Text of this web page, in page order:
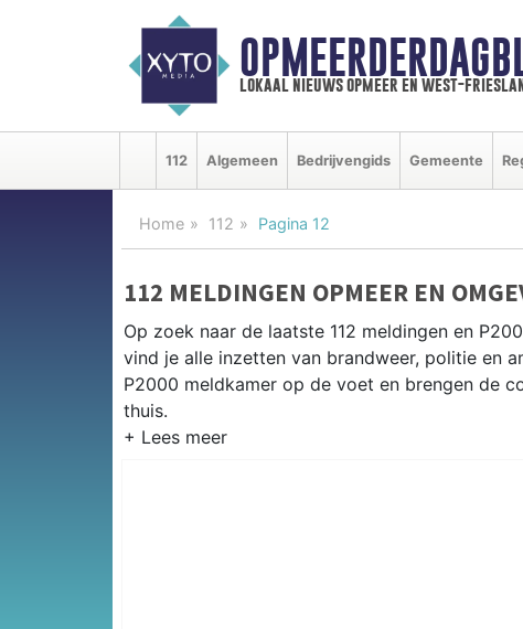
lokaal nieuws opmeer en west-
112 Algemeen Bedrijvengids Gemeente
Home 112 Pagina 12
112 MELDINGEN OPMEER EN
Op zoek naar de laatste 112 meldingen en
vind je alle inzetten van brandweer, politie en
P2000 meldkamer op de voet en brengen de
thuis.
Van incidenten op de N507 en de N241 tot
andere dorpen in de gemeente Opmeer — wij